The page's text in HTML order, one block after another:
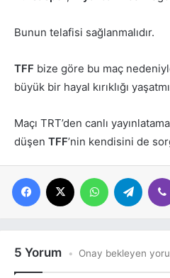
Bunun telafisi sağlanmalıdır.
TFF bize göre bu maç
büyük bir hayal kırıklığı
Maçı TRT’den canlı
düşen TFF’nin kendisini de
Facebook WhatsApp
5 Yorum Onay bekleyen